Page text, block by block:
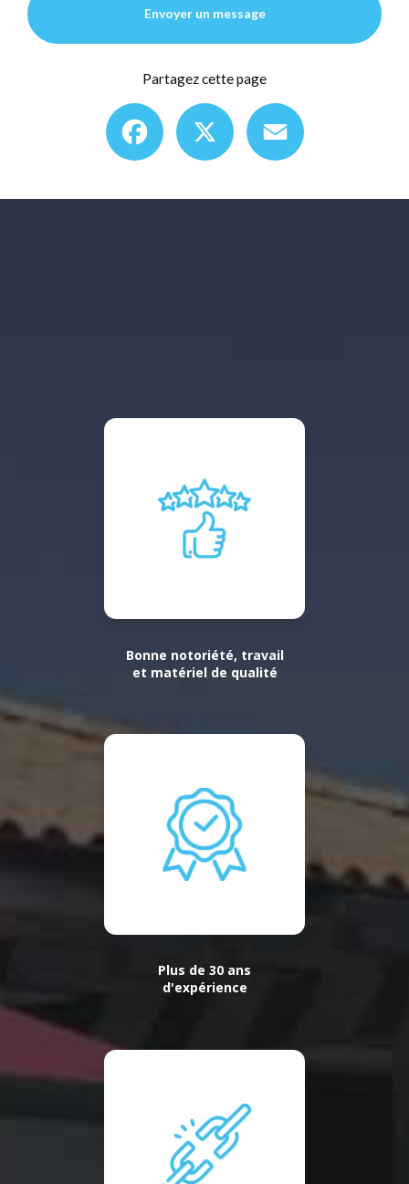
Envoyer un message
Partagez cette page
Facebook
Bonne notoriété, travail
et matériel de qualité
Plus de 30 ans
d'expérience